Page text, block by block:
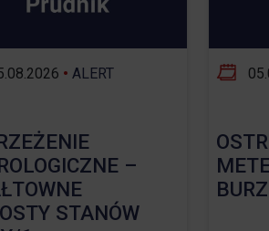
• ALERT
–
STANÓW